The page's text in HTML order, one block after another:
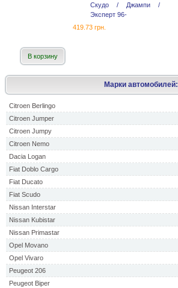
Марки автомобилей:
Citroen Berlingo
Citroen Jumper
Citroen Jumpy
Citroen Nemo
Dacia Logan
Fiat Doblo Cargo
Fiat Ducato
Fiat Scudo
Nissan Interstar
Nissan Kubistar
Nissan Primastar
Opel Movano
Opel Vivaro
Peugeot 206
Peugeot Biper
Скудо / Джампи /
Эксперт 96-
419.73 грн.
В корзину